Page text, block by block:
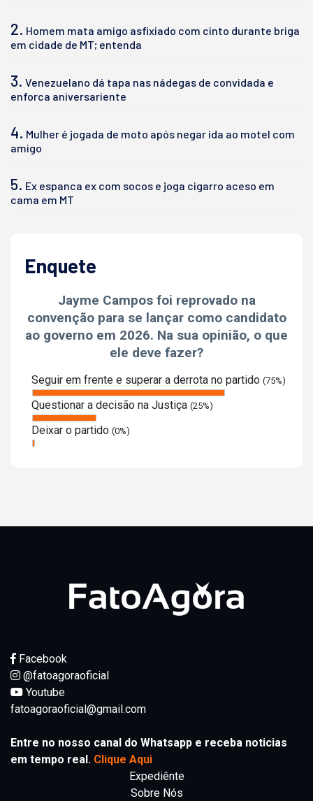
2. Homem mata amigo asfixiado com cinto durante briga
em cidade de MT; entenda
3. Venezuelano dá tapa nas nádegas de convidada e
enforca aniversariente
4. Mulher é jogada de moto após negar ida ao motel com
amigo
5. Ex espanca ex com socos e joga cigarro aceso em
cama em MT
Enquete
Jayme Campos foi reprovado na
convenção para se lançar como candidato
ao governo em 2026. Na sua opinião, o que
ele deve fazer?
Seguir em frente e superar a derrota no partido (75%)
Questionar a decisão na Justiça (25%)
Deixar o partido (0%)
Facebook
@fatoagoraoficial
Youtube
fatoagoraoficial@gmail.com
Entre no nosso canal do Whatsapp e receba noticias
em tempo real. Clique Aqui
Expediênte
Sobre Nós